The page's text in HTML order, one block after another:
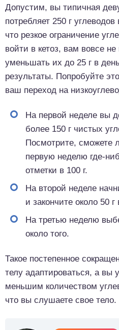
Допустим, вы типичная
потребляет 250 г
что резкое ограничение
войти в кетоз, вам вовсе
уменьшать их до 25 г в
результаты. Попробуйте
ваш переход на
На первой неделе вы
более 150 г чистых
Посмотрите, сможете
первую неделю где-
отметки в 100 г.
На второй неделе
и закончите около 50 г
На третью неделю
около того.
Такое постепенное
телу адаптироваться, а вы
меньшим количеством
что вы слушаете свое тело.